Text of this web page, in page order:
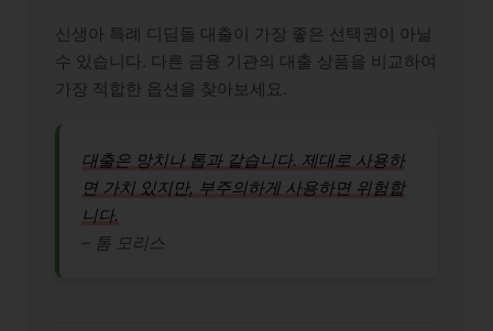
신생아 특례 디딤돌 대출이 가장 좋은 선택권이 아닐
수 있습니다. 다른 금융 기관의 대출 상품을 비교하여
가장 적합한 옵션을 찾아보세요.
대출은 망치나 톱과 같습니다. 제대로 사용하
면 가치 있지만, 부주의하게 사용하면 위험합
니다.
– 톰 모리스